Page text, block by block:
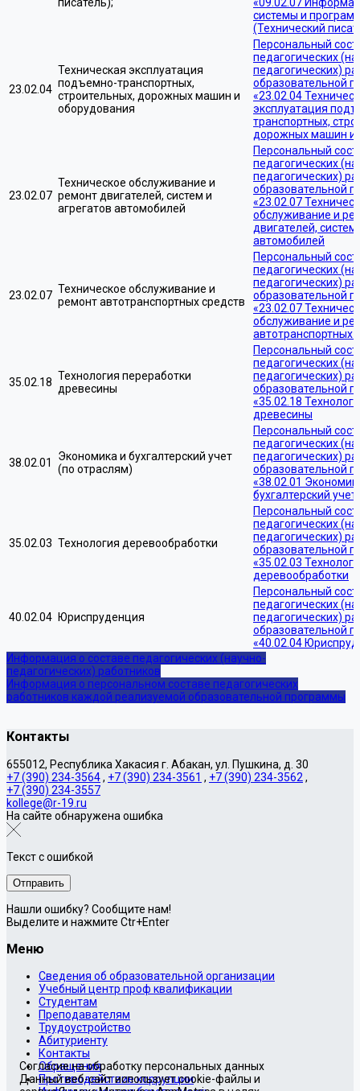
системы и
(Технический
23.02.04
Техническая эксплуатация
подъемно-транспортных,
строительных, дорожных машин и
оборудования
Персональный
педагогических
педагогических)
образовательной
«23.02.04
эксплуатация
транспортных,
дорожных машин и
23.02.07
Техническое обслуживание и
ремонт двигателей, систем и
агрегатов автомобилей
Персональный
педагогических
педагогических)
образовательной
«23.02.07
обслуживание и
двигателей, систем
автомобилей
23.02.07 Техническое обслуживание и
ремонт автотранспортных средств
Персональный
педагогических
педагогических)
образовательной
«23.02.07
обслуживание и
автотранспортных
35.02.18 Технология переработки
древесины
Персональный
педагогических
педагогических)
образовательной
«35.02.18
древесины
38.02.01
Экономика и бухгалтерский учет
(по отраслям)
Персональный
педагогических
педагогических)
образовательной
«38.02.01
бухгалтерский
35.02.03 Технология деревообработки
Персональный
педагогических
педагогических)
образовательной
«35.02.03
деревообработки
40.02.04 Юриспруденция
Персональный
педагогических
педагогических)
образовательной
«40.02.04
Информация о составе педагогических (научно-
педагогических) работников
Информация о персональном составе педагогических
работников каждой реализуемой образовательной программы
Контакты
655012, Республика Хакасия г. Абакан, ул. Пушкина, д. 30
+7 (390) 234-3564, +7 (390) 234-3561 , +7 (390) 234-3562 ,
+7 (390) 234-3557
kollege@r-19.ru
На сайте обнаружена ошибка
Текст с ошибкой
Нашли ошибку? Сообщите нам!
Выделите и нажмите Ctr+Enter
Меню
Сведения об образовательной организации
Учебный центр проф квалификации
Студентам
Преподавателям
Трудоустройство
Абитуриенту
Контакты
Обращения
Противодействие коррупции
Согласие на обработку персональных данных
Данный веб-сайт использует cookie-файлы и